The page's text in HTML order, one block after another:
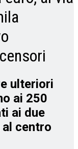
ulteriori
ai 250
ai due
centro